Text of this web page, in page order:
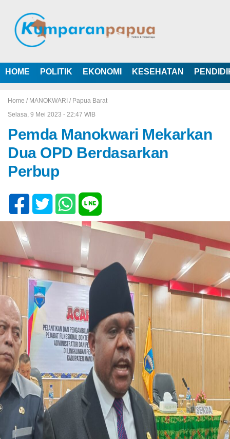
HOME POLITIK EKONOMI KESEHATAN
Home / MANOKWARI / Papua Barat
Selasa, 9 Mei 2023 - 22:47 WIB
Pemda Manokwari Mekarkan
Dua OPD Berdasarkan
Perbup